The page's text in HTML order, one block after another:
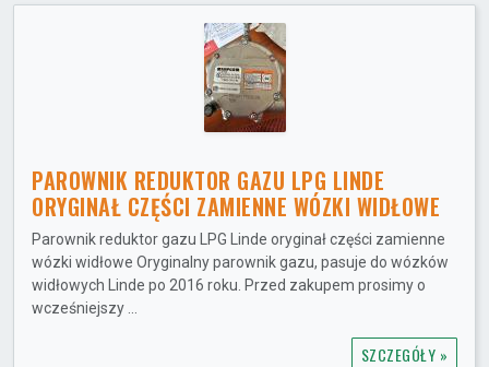
PAROWNIK REDUKTOR GAZU LPG LINDE
ORYGINAŁ CZĘŚCI ZAMIENNE WÓZKI WIDŁOWE
Parownik reduktor gazu LPG Linde oryginał części zamienne
wózki widłowe Oryginalny parownik gazu, pasuje do wózków
widłowych Linde po 2016 roku. Przed zakupem prosimy o
wcześniejszy ...
SZCZEGÓŁY »